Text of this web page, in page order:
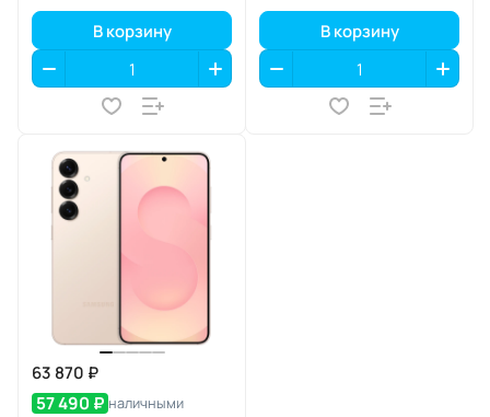
В корзину В корзину
63 870 ₽
57 490 ₽ наличными